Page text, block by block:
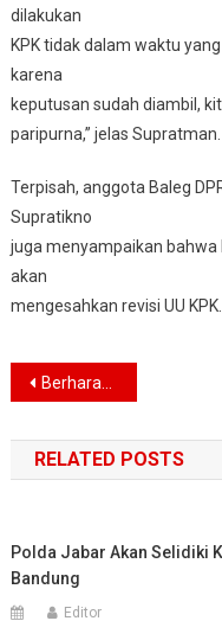
dilakukan
KPK tidak dalam waktu
karena
keputusan sudah diambil,
paripurna,” jelas Supratman.
Terpisah, anggota Baleg
Supratikno
juga menyampaikan bahwa
akan
mengesahkan revisi UU
Navigasi
pos
Berharap Hujan Turun, Presiden Jokowi Shalat Istisqo di Riau
RELATED POSTS
Polda Jabar Akan Selidiki
Bandung
Editor